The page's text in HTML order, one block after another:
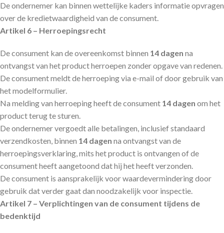
De ondernemer kan binnen wettelijke kaders informatie opvragen
over de kredietwaardigheid van de consument.
Artikel 6 – Herroepingsrecht
De consument kan de overeenkomst binnen 14 dagen na
ontvangst van het product herroepen zonder opgave van redenen.
De consument meldt de herroeping via e-mail of door gebruik van
het modelformulier.
Na melding van herroeping heeft de consument 14 dagen om het
product terug te sturen.
De ondernemer vergoedt alle betalingen, inclusief standaard
verzendkosten, binnen 14 dagen na ontvangst van de
herroepingsverklaring, mits het product is ontvangen of de
consument heeft aangetoond dat hij het heeft verzonden.
De consument is aansprakelijk voor waardevermindering door
gebruik dat verder gaat dan noodzakelijk voor inspectie.
Artikel 7 – Verplichtingen van de consument tijdens de
bedenktijd